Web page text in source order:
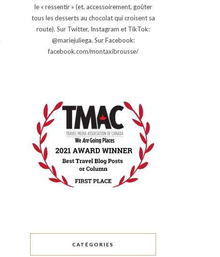
le « ressentir » (et, accessoirement, goûter
tous les desserts au chocolat qui croisent sa
route). Sur Twitter, Instagram et TikTok:
@mariejuliega. Sur Facebook:
facebook.com/montaxibrousse/
CATÉGORIES